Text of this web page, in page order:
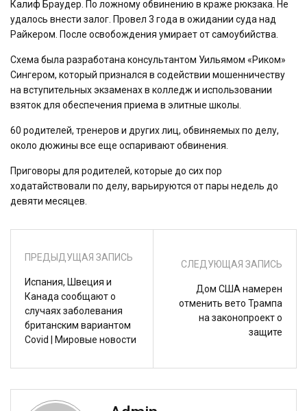
Калиф Браудер. По ложному обвинению в краже рюкзака. Не
удалось внести залог. Провел 3 года в ожидании суда над
Райкером. После освобождения умирает от самоубийства.
Схема была разработана консультантом Уильямом «Риком»
Сингером, который признался в содействии мошенничеству
на вступительных экзаменах в колледж и использовании
взяток для обеспечения приема в элитные школы.
60 родителей, тренеров и других лиц, обвиняемых по делу,
около дюжины все еще оспаривают обвинения.
Приговоры для родителей, которые до сих пор
ходатайствовали по делу, варьируются от пары недель до
девяти месяцев.
ПРЕДЫДУЩАЯ ЗАПИСЬ
Испания, Швеция и
Канада сообщают о
случаях заболевания
британским вариантом
Covid | Мировые новости
СЛЕДУЮЩАЯ ЗАПИСЬ
Дом США намерен
отменить вето Трампа
на законопроект о
защите